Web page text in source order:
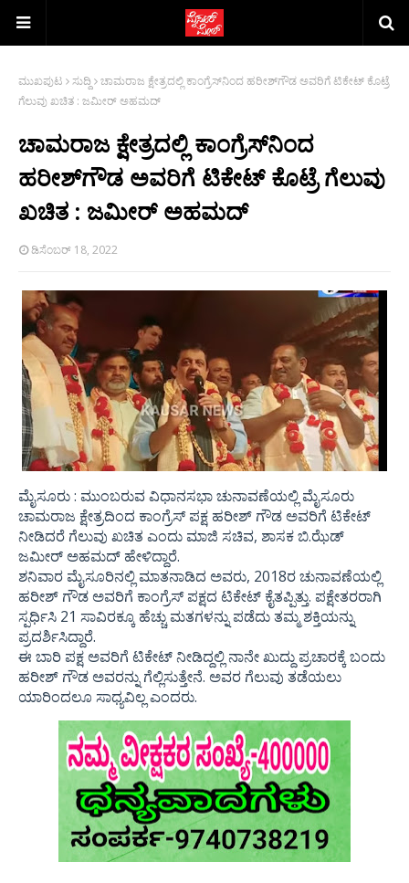
ಮುಖಪುಟ ಸುದ್ದಿ
ಚಾಮರಾಜ ಕ್ಷೇತ್ರದಲ್ಲಿ ಕಾಂಗ್ರೆಸ್‍ನಿಂದ ಹರೀಶ್‍ಗೌಡ ಅವರಿಗೆ ಟಿಕೇಟ್ ಕೊಟ್ರೆ
ಗೆಲುವು ಖಚಿತ : ಜಮೀರ್ ಅಹಮದ್
ಚಾಮರಾಜ ಕ್ಷೇತ್ರದಲ್ಲಿ ಕಾಂಗ್ರೆಸ್‍ನಿಂದ
ಹರೀಶ್‍ಗೌಡ ಅವರಿಗೆ ಟಿಕೇಟ್ ಕೊಟ್ರೆ ಗೆಲುವು
ಖಚಿತ : ಜಮೀರ್ ಅಹಮದ್
ಡಿಸೆಂಬರ್ 18, 2022
ಮೈಸೂರು : ಮುಂಬರುವ ವಿಧಾನಸಭಾ ಚುನಾವಣೆಯಲ್ಲಿ ಮೈಸೂರು
ಚಾಮರಾಜ ಕ್ಷೇತ್ರದಿಂದ ಕಾಂಗ್ರೆಸ್ ಪಕ್ಷ ಹರೀಶ್ ಗೌಡ ಅವರಿಗೆ ಟಿಕೇಟ್
ನೀಡಿದರೆ ಗೆಲುವು ಖಚಿತ ಎಂದು ಮಾಜಿ ಸಚಿವ, ಶಾಸಕ ಬಿ.ಝೆಡ್
ಜಮೀರ್ ಅಹಮದ್ ಹೇಳಿದ್ದಾರೆ.
ಶನಿವಾರ ಮೈಸೂರಿನಲ್ಲಿ ಮಾತನಾಡಿದ ಅವರು, 2018ರ ಚುನಾವಣೆಯಲ್ಲಿ
ಹರೀಶ್ ಗೌಡ ಅವರಿಗೆ ಕಾಂಗ್ರೆಸ್ ಪಕ್ಷದ ಟಿಕೇಟ್ ಕೈತಪ್ಪಿತ್ತು. ಪಕ್ಷೇತರರಾಗಿ
ಸ್ಪರ್ಧಿಸಿ 21 ಸಾವಿರಕ್ಕೂ ಹೆಚ್ಚು ಮತಗಳನ್ನು ಪಡೆದು ತಮ್ಮ ಶಕ್ತಿಯನ್ನು
ಪ್ರದರ್ಶಿಸಿದ್ದಾರೆ.
ಈ ಬಾರಿ ಪಕ್ಷ ಅವರಿಗೆ ಟಿಕೇಟ್ ನೀಡಿದ್ದಲ್ಲಿ ನಾನೇ ಖುದ್ದು ಪ್ರಚಾರಕ್ಕೆ ಬಂದು
ಹರೀಶ್ ಗೌಡ ಅವರನ್ನು ಗೆಲ್ಲಿಸುತ್ತೇನೆ. ಅವರ ಗೆಲುವು ತಡೆಯಲು
ಯಾರಿಂದಲೂ ಸಾಧ್ಯವಿಲ್ಲ ಎಂದರು.